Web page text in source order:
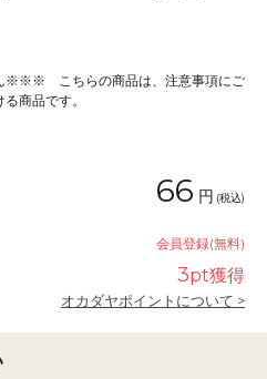
※※※ こちらの商品は、注意事項にご
商品です。
66 円 (税込)
会員登録(無料)
3pt獲得
オカダヤポイントについて >